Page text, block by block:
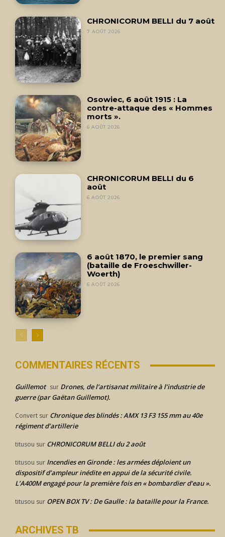
CHRONICORUM BELLI du 7 août
7 AOÛT 2026
Osowiec, 6 août 1915 : La
contre-attaque des « Hommes
morts ».
6 AOÛT 2026
CHRONICORUM BELLI du 6
août
6 AOÛT 2026
6 août 1870, le premier sang
(bataille de Froeschwiller-
Woerth)
6 AOÛT 2026
COMMENTAIRES RÉCENTS
Guillemot sur Drones, de l’artisanat militaire à l’industrie de
guerre (par Gaëtan Guillemot).
Convert sur Chronique des blindés : AMX 13 F3 155 mm au 40e
régiment d’artillerie
titusou sur CHRONICORUM BELLI du 2 août
titusou sur Incendies en Gironde : les armées déploient un
dispositif d’ampleur inédite en appui de la sécurité civile.
L’A400M engagé pour la première fois en « bombardier d’eau ».
titusou sur OPEN BOX TV : De Gaulle : la bataille pour la France.
ARCHIVES TB